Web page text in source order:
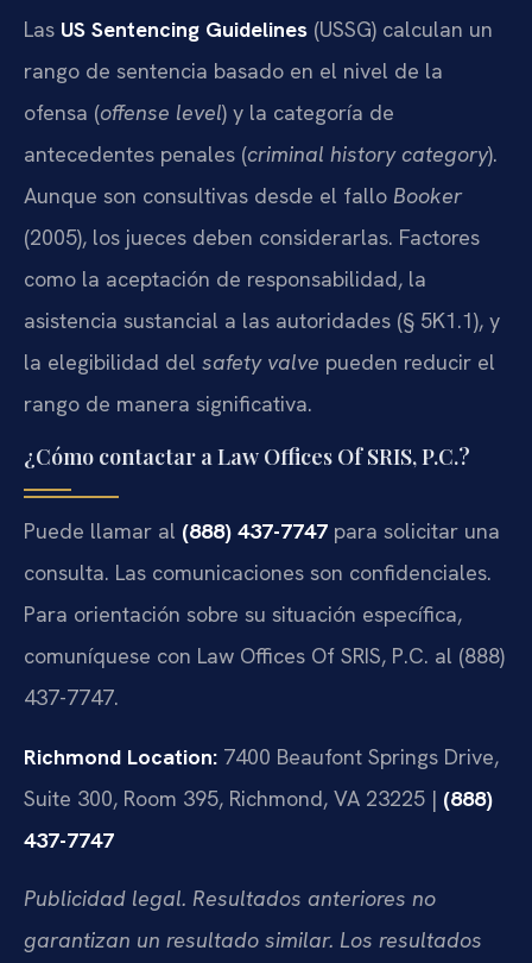
Las US Sentencing Guidelines (USSG) calculan un
rango de sentencia basado en el nivel de la
ofensa (offense level) y la categoría de
antecedentes penales (criminal history category).
Aunque son consultivas desde el fallo Booker
(2005), los jueces deben considerarlas. Factores
como la aceptación de responsabilidad, la
asistencia sustancial a las autoridades (§ 5K1.1), y
la elegibilidad del safety valve pueden reducir el
rango de manera significativa.
¿Cómo contactar a Law Offices Of SRIS, P.C.?
Puede llamar al (888) 437-7747 para solicitar una
consulta. Las comunicaciones son confidenciales.
Para orientación sobre su situación específica,
comuníquese con Law Offices Of SRIS, P.C. al (888)
437-7747.
Richmond Location: 7400 Beaufont Springs Drive,
Suite 300, Room 395, Richmond, VA 23225 | (888)
437-7747
Publicidad legal. Resultados anteriores no
garantizan un resultado similar. Los resultados